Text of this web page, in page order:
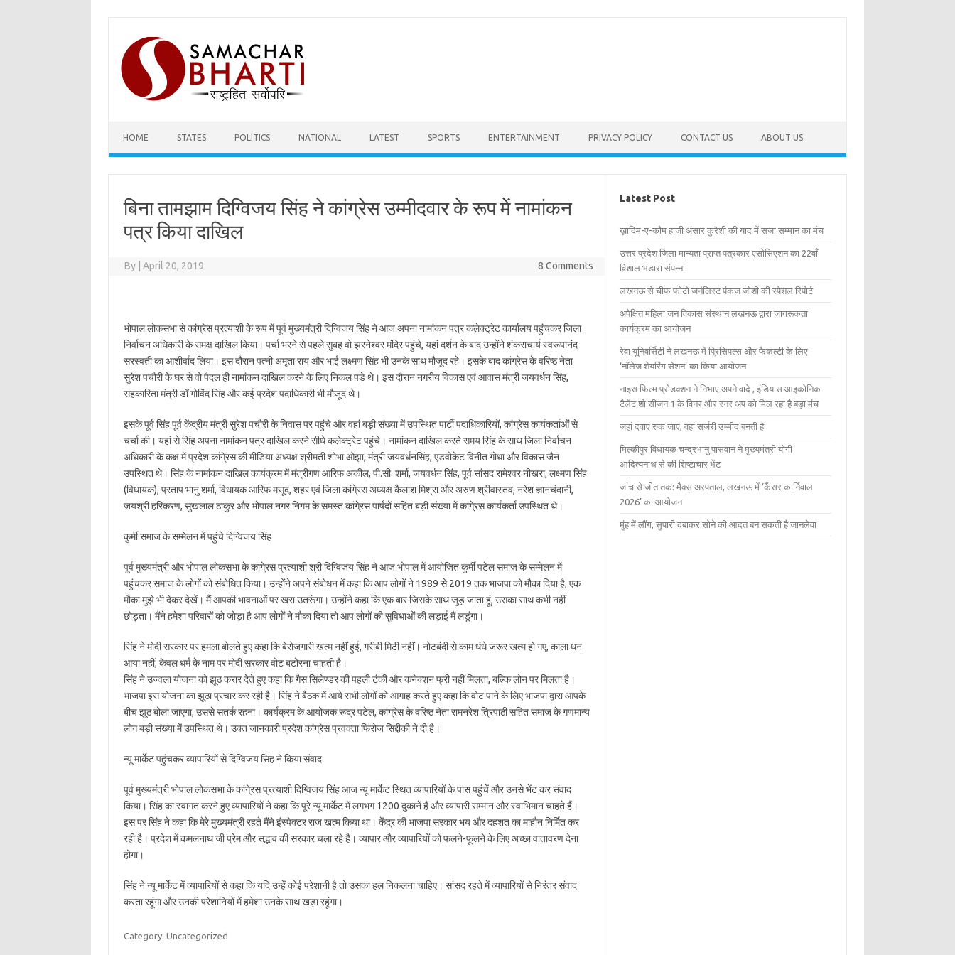
content
HOME STATES POLITICS NATIONAL LATEST SPORTS ENTERTAINMENT PRIVACY POLICY CONTACT US ABOUT US
बिना तामझाम दिग्विजय सिंह ने कांग्रेस उम्मीदवार के रूप में नामांकन
पत्र किया दाखिल
By April 20, 2019 8 Comments
भोपाल लोकसभा से कांग्रेस प्रत्याशी के रूप में पूर्व मुख्यमंत्री दिग्विजय सिंह ने आज अपना नामांकन पत्र कलेक्ट्रेट कार्यालय पहुंचकर जिला
निर्वाचन अधिकारी के समक्ष दाखिल किया। पर्चा भरने से पहले सुबह वो झरनेश्वर मंदिर पहुंचे, यहां दर्शन के बाद उन्होंने शंकराचार्य स्वरूपानंद
सरस्वती का आशीर्वाद लिया। इस दौरान पत्नी अमृता राय और भाई लक्ष्मण सिंह भी उनके साथ मौजूद रहे। इसके बाद कांग्रेस के वरिष्ठ नेता
सुरेश पचौरी के घर से वो पैदल ही नामांकन दाखिल करने के लिए निकल पड़े थे। इस दौरान नगरीय विकास एवं आवास मंत्री जयवर्धन सिंह,
सहकारिता मंत्री डॉ गोविंद सिंह और कई प्रदेश पदाधिकारी भी मौजूद थे।
इसके पूर्व सिंह पूर्व केंद्रीय मंत्री सुरेश पचौरी के निवास पर पहुंचे और वहां बड़ी संख्या में उपस्थित पार्टी पदाधिकारियों, कांग्रेस कार्यकर्ताओं से
चर्चा की। यहां से सिंह अपना नामांकन पत्र दाखिल करने सीधे कलेक्ट्रेट पहुंचे। नामांकन दाखिल करते समय सिंह के साथ जिला निर्वाचन
अधिकारी के कक्ष में प्रदेश कांगे्रस की मीडिया अध्यक्ष श्रीमती शोभा ओझा, मंत्री जयवर्धनसिंह, एडवोकेट विनीत गोधा और विकास जैन
उपस्थित थे। सिंह के नामांकन दाखिल कार्यक्रम में मंत्रीगण आरिफ अकील, पी.सी. शर्मा, जयवर्धन सिंह, पूर्व सांसद रामेश्वर नीखरा, लक्ष्मण सिंह
(विधायक), प्रताप भानु शर्मा, विधायक आरिफ मसूद, शहर एवं जिला कांगे्रस अध्यक्ष कैलाश मिश्रा और अरुण श्रीवास्तव, नरेश ज्ञानचंदानी,
जयश्री हरिकरण, सुखलाल ठाकुर और भोपाल नगर निगम के समस्त कांगे्रस पार्षदों सहित बड़ी संख्या में कांगे्रस कार्यकर्ता उपस्थित थे।
कुर्मी समाज के सम्मेलन में पहुंचे दिग्विजय सिंह
पूर्व मुख्यमंत्री और भोपाल लोकसभा के कांगे्रस प्रत्याशी श्री दिग्विजय सिंह ने आज भोपाल में आयोजित कुर्मी पटेल समाज के सम्मेलन में
पहुंचकर समाज के लोगों को संबोधित किया। उन्होंने अपने संबोधन में कहा कि आप लोगों ने 1989 से 2019 तक भाजपा को मौका दिया है, एक
मौका मुझे भी देकर देखें। मैं आपकी भावनाओं पर खरा उतरूंगा। उन्होंने कहा कि एक बार जिसके साथ जुड़ जाता हूं, उसका साथ कभी नहीं
छोड़ता। मैंने हमेशा परिवारों को जोड़ा है आप लोगों ने मौका दिया तो आप लोगों की सुविधाओं की लड़ाई मैं लडूंगा।
सिंह ने मोदी सरकार पर हमला बोलते हुए कहा कि बेरोजगारी खत्म नहीं हुई, गरीबी मिटी नहीं। नोटबंदी से काम धंधे जरूर खत्म हो गए, काला धन
आया नहीं, केवल धर्म के नाम पर मोदी सरकार वोट बटोरना चाहती है।
सिंह ने उज्वला योजना को झूठ करार देते हुए कहा कि गैस सिलेण्डर की पहली टंकी और कनेक्शन फ्री नहीं मिलता, बल्कि लोन पर मिलता है।
भाजपा इस योजना का झूठा प्रचार कर रही है। सिंह ने बैठक में आये सभी लोगों को आगाह करते हुए कहा कि वोट पाने के लिए भाजपा द्वारा आपके
बीच झूठ बोला जाएगा, उससे सतर्क रहना। कार्यक्रम के आयोजक रूद्र पटेल, कांग्रेस के वरिष्ठ नेता रामनरेश त्रिपाठी सहित समाज के गणमान्य
लोग बड़ी संख्या में उपस्थित थे। उक्त जानकारी प्रदेश कांग्रेस प्रवक्ता फिरोज सिद्दीकी ने दी है।
न्यू मार्केट पहुंचकर व्यापारियों से दिग्विजय सिंह ने किया संवाद
पूर्व मुख्यमंत्री भोपाल लोकसभा के कांगे्रस प्रत्याशी दिग्विजय सिंह आज न्यू मार्केट स्थित व्यापारियों के पास पहुंचें और उनसे भेंट कर संवाद
किया। सिंह का स्वागत करने हुए व्यापारियों ने कहा कि पूरे न्यू मार्केट में लगभग 1200 दुकानें हैं और व्यापारी सम्मान और स्वाभिमान चाहते हैं।
इस पर सिंह ने कहा कि मेरे मुख्यमंत्री रहते मैंने इंस्पेक्टर राज खत्म किया था। केंद्र की भाजपा सरकार भय और दहशत का माहौन निर्मित कर
रही है। प्रदेश में कमलनाथ जी प्रेम और सद्भाव की सरकार चला रहे है। व्यापार और व्यापारियों को फलने-फूलने के लिए अच्छा वातावरण देना
होगा।
सिंह ने न्यू मार्केट में व्यापारियों से कहा कि यदि उन्हें कोई परेशानी है तो उसका हल निकलना चाहिए। सांसद रहते में व्यापारियों से निरंतर संवाद
करता रहूंगा और उनकी परेशानियों में हमेशा उनके साथ खड़ा रहूंगा।
Category: Uncategorized
Latest Post
ख़ादिम-ए-क़ौम हाजी अंसार कुरैशी की याद में सजा सम्मान का मंच
उत्तर प्रदेश जिला मान्यता प्राप्त पत्रकार एसोसिएशन का 22वाँ
विशाल भंडारा संपन्न.
लखनऊ से चीफ फोटो जर्नलिस्ट पंकज जोशी की स्पेशल रिपोर्ट
अपेक्षित महिला जन विकास संस्थान लखनऊ द्वारा जागरूकता
कार्यक्रम का आयोजन
रेवा यूनिवर्सिटी ने लखनऊ में प्रिंसिपल्स और फैकल्टी के लिए
‘नॉलेज शेयरिंग सेशन’ का किया आयोजन
नाइस फिल्म प्रोडक्शन ने निभाए अपने वादे , इंडियास आइकोनिक
टैलेंट शो सीजन 1 के विनर और रनर अप को मिल रहा है बड़ा मंच
जहां दवाएं रुक जाएं, वहां सर्जरी उम्मीद बनती है
मिल्कीपुर विधायक चन्द्रभानु पासवान ने मुख्यमंत्री योगी
आदित्यनाथ से की शिष्टाचार भेंट
जांच से जीत तक: मैक्स अस्पताल, लखनऊ में ‘कैंसर कार्निवाल
2026’ का आयोजन
मुंह में लौंग, सुपारी दबाकर सोने की आदत बन सकती है जानलेवा